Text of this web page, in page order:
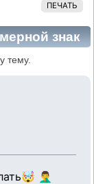
ПЕЧАТЬ
знак
тему.
🤦‍♂️